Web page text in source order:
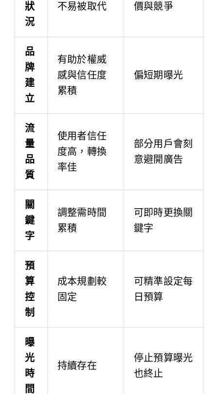
狀
況
不易被取代
價與競爭
品
牌
建
立
有助於權威
感與信任度
累積
偏短期曝光
流
量
品
質
使用者信任
度高，轉換
率佳
部分用戶會刻
意避開廣告
關
鍵
字
調整需時間
累積
可即時更換關
鍵字
預
算
控
制
成本規劃較
固定
可精準設定每
日預算
曝
光
時
間
持續存在
停止預算曝光
也終止